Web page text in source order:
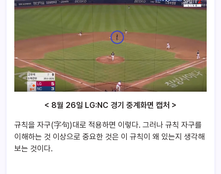
< 8월 26일 LG:NC 경기 중계화면 캡처 >
규칙을 자구(字句)대로 적용하면 이렇다. 그러나 규칙 자구를
이해하는 것 이상으로 중요한 것은 이 규칙이 왜 있는지 생각해
보는 것이다.